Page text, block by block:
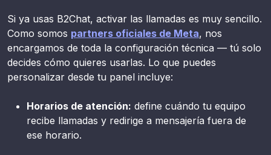
Si ya usas B2Chat, activar las llamadas es muy sencillo.
Como somos partners oficiales de Meta, nos
encargamos de toda la configuración técnica — tú solo
decides cómo quieres usarlas. Lo que puedes
personalizar desde tu panel incluye:
Horarios de atención: define cuándo tu equipo
recibe llamadas y redirige a mensajería fuera de
ese horario.